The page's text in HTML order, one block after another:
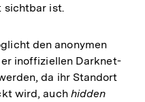
sichtbar ist.
den anonymen
inoffiziellen Darknet-
da ihr Standort
wird, auch hidden